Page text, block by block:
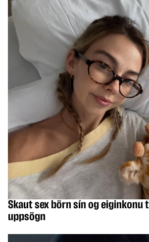
HEIMUR
Skaut sex börn sín og eiginkonu
uppsögn